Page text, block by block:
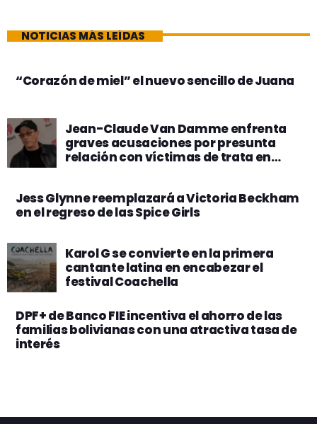
NOTICIAS MÁS LEÍDAS
“Corazón de miel” el nuevo sencillo de Juana
Jean-Claude Van Damme enfrenta
graves acusaciones por presunta
relación con víctimas de trata en
Jess Glynne reemplazará a Victoria Beckham
en el regreso de las Spice Girls
Karol G se convierte en la primera
cantante latina en encabezar el
festival Coachella
DPF+ de Banco FIE incentiva el ahorro de las
familias bolivianas con una atractiva tasa de
interés